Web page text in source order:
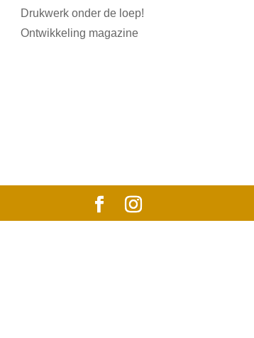
Drukwerk onder de loep!
Ontwikkeling magazine